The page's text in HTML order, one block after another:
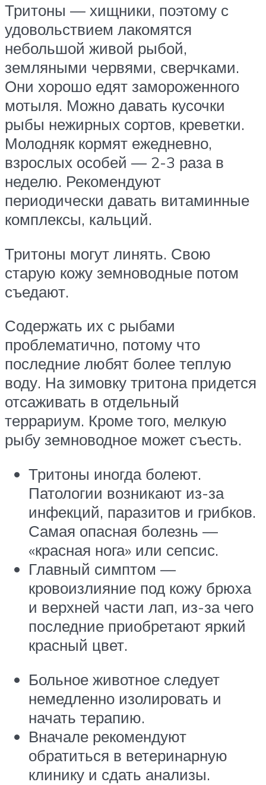
Тритоны — хищники, поэтому с
удовольствием лакомятся
небольшой живой рыбой,
земляными червями, сверчками.
Они хорошо едят замороженного
мотыля. Можно давать кусочки
рыбы нежирных сортов, креветки.
Молодняк кормят ежедневно,
взрослых особей — 2-3 раза в
неделю. Рекомендуют
периодически давать витаминные
комплексы, кальций.
Тритоны могут линять. Свою
старую кожу земноводные потом
съедают.
Содержать их с рыбами
проблематично, потому что
последние любят более теплую
воду. На зимовку тритона придется
отсаживать в отдельный
террариум. Кроме того, мелкую
рыбу земноводное может съесть.
Тритоны иногда болеют.
Патологии возникают из-за
инфекций, паразитов и грибков.
Самая опасная болезнь —
«красная нога» или сепсис.
Главный симптом —
кровоизлияние под кожу брюха
и верхней части лап, из-за чего
последние приобретают яркий
красный цвет.
Больное животное следует
немедленно изолировать и
начать терапию.
Вначале рекомендуют
обратиться в ветеринарную
клинику и сдать анализы.